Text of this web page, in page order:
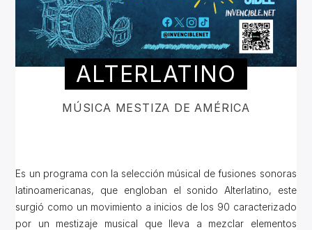
ALTERLATINO
MÚSICA MESTIZA DE AMÉRICA
Es un programa con la selección músical de fusiones sonoras
latinoamericanas, que engloban el sonido Alterlatino, este
surgió como un movimiento a inicios de los 90 caracterizado
por un mestizaje musical que lleva a mezclar elementos